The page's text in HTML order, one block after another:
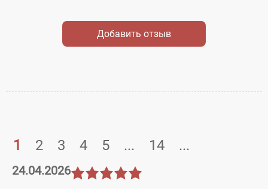
Добавить отзыв
1 2 3 4 5 ... 14 ...
24.04.2026